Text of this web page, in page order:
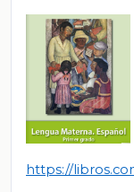
https://